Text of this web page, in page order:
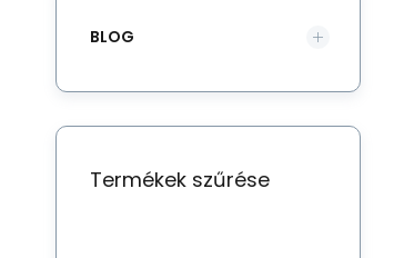
BLOG
Termékek szűrése